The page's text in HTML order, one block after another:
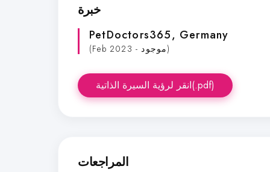
خبرة
PetDoctors365, Germany
(Feb 2023 - موجود)
انقر لرؤية السيرة الذاتية(.pdf)
المراجعات